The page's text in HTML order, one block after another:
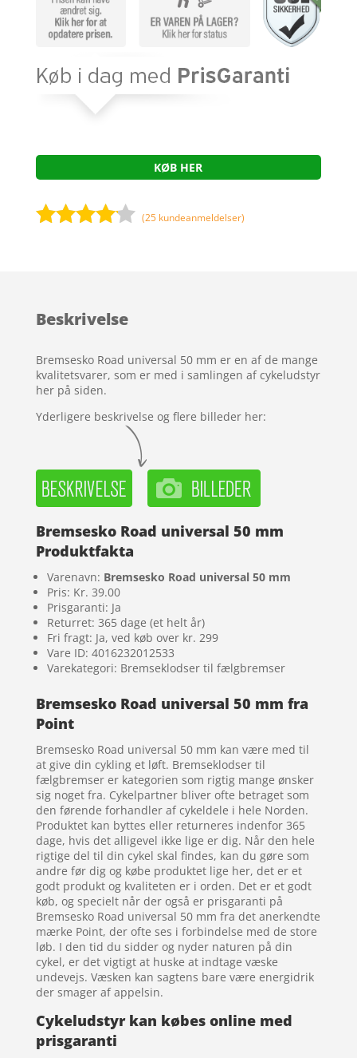
KØB HER
på
ømmels
er
(25 kundeanmeldelser)
Beskrivelse
Bremsesko Road universal 50 mm er en af de mange
kvalitetsvarer, som er med i samlingen af cykeludstyr
her på siden.
Yderligere beskrivelse og flere billeder her:
Bremsesko Road universal 50 mm
Produktfakta
Varenavn: Bremsesko Road universal 50 mm
Pris: Kr. 39.00
Prisgaranti: Ja
Returret: 365 dage (et helt år)
Fri fragt: Ja, ved køb over kr. 299
Vare ID: 4016232012533
Varekategori: Bremseklodser til fælgbremser
Bremsesko Road universal 50 mm fra
Point
Bremsesko Road universal 50 mm kan være med til
at give din cykling et løft. Bremseklodser til
fælgbremser er kategorien som rigtig mange ønsker
sig noget fra. Cykelpartner bliver ofte betraget som
den førende forhandler af cykeldele i hele Norden.
Produktet kan byttes eller returneres indenfor 365
dage, hvis det alligevel ikke lige er dig. Når den hele
rigtige del til din cykel skal findes, kan du gøre som
andre før dig og købe produktet lige her, det er et
godt produkt og kvaliteten er i orden. Det er et godt
køb, og specielt når der også er prisgaranti på
Bremsesko Road universal 50 mm fra det anerkendte
mærke Point, der ofte ses i forbindelse med de store
løb. I den tid du sidder og nyder naturen på din
cykel, er det vigtigt at huske at indtage væske
undevejs. Væsken kan sagtens bare være energidrik
der smager af appelsin.
Cykeludstyr kan købes online med
prisgaranti